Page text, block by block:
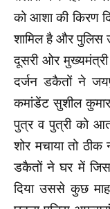
को आशा की किरण
शामिल है और पुलिस
दूसरी ओर मुख्यमंत्री
दर्जन डकैतों ने
कमांडेंट सुशील
पुत्र व पुत्री को
शोर मचाया तो ठीक
डकैतों ने घर में
दिया उससे कुछ